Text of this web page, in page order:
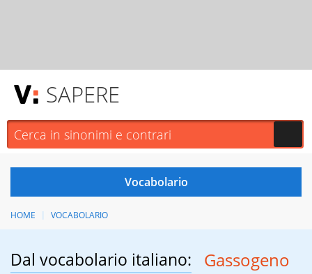
SAPERE
HOME VOCABOLARIO
Dal vocabolario italiano: Gassogeno